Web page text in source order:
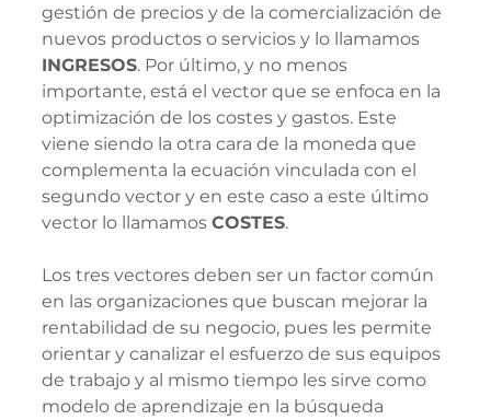
gestión de precios y de la comercialización de
nuevos productos o servicios y lo llamamos
INGRESOS. Por último, y no menos
importante, está el vector que se enfoca en la
optimización de los costes y gastos. Este
viene siendo la otra cara de la moneda que
complementa la ecuación vinculada con el
segundo vector y en este caso a este último
vector lo llamamos COSTES.
Los tres vectores deben ser un factor común
en las organizaciones que buscan mejorar la
rentabilidad de su negocio, pues les permite
orientar y canalizar el esfuerzo de sus equipos
de trabajo y al mismo tiempo les sirve como
modelo de aprendizaje en la búsqueda